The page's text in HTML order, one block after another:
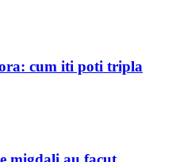
cum iti poti tripla